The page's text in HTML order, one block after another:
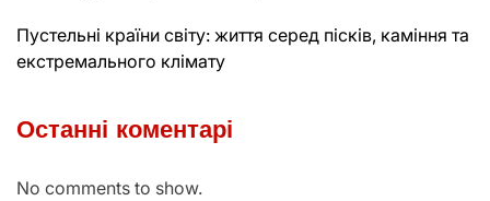
Пустельні країни світу: життя серед пісків, каміння та
екстремального клімату
Останні коментарі
No comments to show.